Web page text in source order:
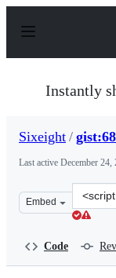
p
Instantly
Sixeight /
Last active December 24,
Embed
Clone
this
Code